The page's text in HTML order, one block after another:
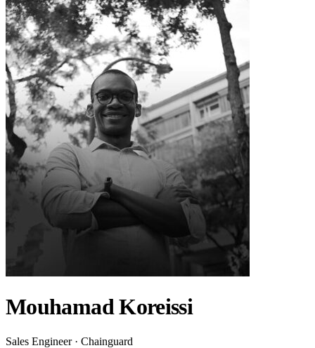
Mouhamad Koreissi
Sales Engineer · Chainguard